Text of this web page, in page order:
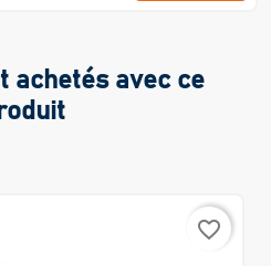
achetés avec ce
favorite_border